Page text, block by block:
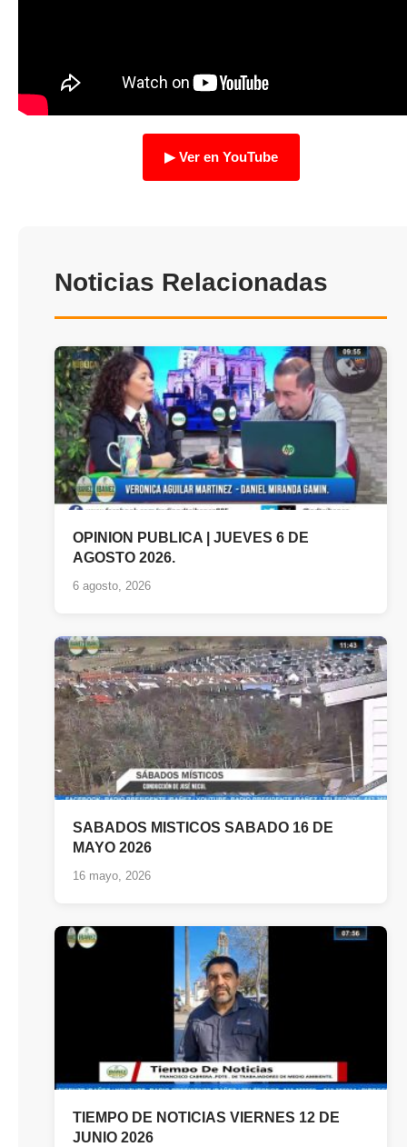
TRANSPARENCIA
▶ Ver en YouTube
Noticias Relacionadas
OPINION PUBLICA | JUEVES 6 DE
AGOSTO 2026.
6 agosto, 2026
SABADOS MISTICOS SABADO 16 DE
MAYO 2026
16 mayo, 2026
TIEMPO DE NOTICIAS VIERNES 12 DE
JUNIO 2026